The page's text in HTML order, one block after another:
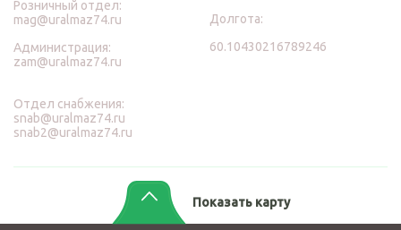
Розничный отдел:
mag@uralmaz74.ru
Администрация:
zam@uralmaz74.ru
Отдел снабжения:
snab@uralmaz74.ru
snab2@uralmaz74.ru
Долгота:
60.10430216789246
Показать карту